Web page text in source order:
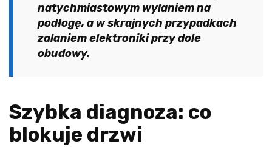
natychmiastowym wylaniem na
podłogę, a w skrajnych przypadkach
zalaniem elektroniki przy dole
obudowy.
Szybka diagnoza: co
blokuje drzwi